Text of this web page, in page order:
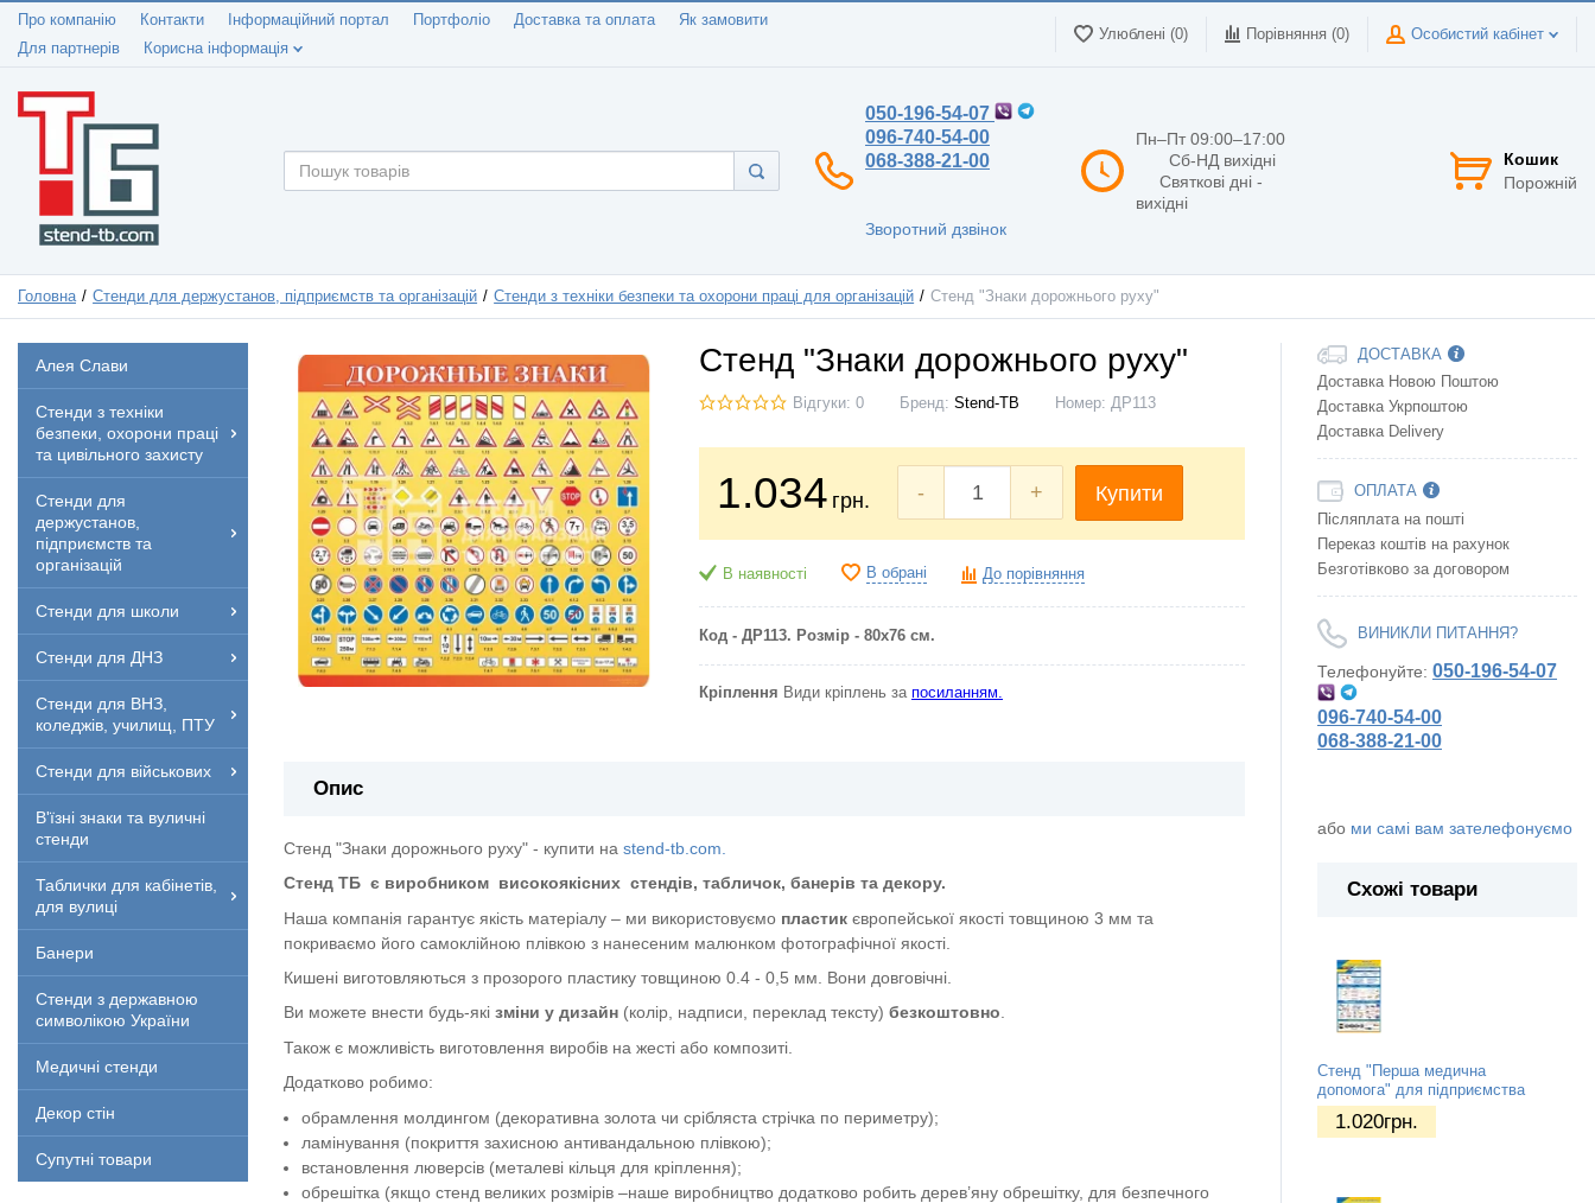
Про компанію Контакти Інформаційний портал Портфоліо Доставка та оплата
Як замовити
Для партнерів
Корисна інформація
Улюблені (0) Порівняння (0) Особистий кабінет
050-196-54-07
096-740-54-00
068-388-21-00
Зворотний дзвінок
Пн–Пт 09:00–17:00
Сб-НД вихідні
Святкові дні -
вихідні
Кошик
Порожній
Головна Стенди для держустанов, підприємств та організацій Стенди з техніки безпеки та охорони праці для організацій Стенд "Знаки дорожнього руху"
Алея Слави
Стенди з техніки
безпеки, охорони праці
та цивільного захисту
Стенди для
держустанов,
підприємств та
організацій
Стенди для школи
Стенди для ДНЗ
Стенди для ВНЗ,
коледжів, училищ, ПТУ
Стенди для військових
В'їзні знаки та вуличні
стенди
Таблички для кабінетів,
для вулиці
Банери
Стенди з державною
символікою України
Медичні стенди
Декор стін
Супутні товари
Стенд "Знаки дорожнього руху"
Відгуки: 0 Бренд: Stend-TB Номер: ДР113
1.034 грн. - + Купити
В наявності В обрані До порівняння
Код - ДР113. Розмір - 80х76 см.
Кріплення Види кріплень за посиланням.
Опис
Стенд "Знаки дорожнього руху" - купити на stend-tb.com.
Стенд ТБ є виробником високоякісних стендів, табличок, банерів та декору.
Наша компанія гарантує якість матеріалу – ми використовуємо пластик європейської якості товщиною 3 мм та
покриваємо його самоклійною плівкою з нанесеним малюнком фотографічної якості.
Кишені виготовляються з прозорого пластику товщиною 0.4 - 0,5 мм. Вони довговічні.
Ви можете внести будь-які зміни у дизайн (колір, надписи, переклад тексту) безкоштовно.
Також є можливість виготовлення виробів на жесті або композиті.
Додатково робимо:
обрамлення молдингом (декоративна золота чи срібляста стрічка по периметру);
ламінування (покриття захисною антивандальною плівкою);
встановлення люверсів (металеві кільця для кріплення);
обрешітка (якщо стенд великих розмірів –наше виробництво додатково робить дерев’яну обрешітку, для безпечного
ДОСТАВКА
Доставка Новою Поштою
Доставка Укрпоштою
Доставка Delivery
ОПЛАТА
Післяплата на пошті
Переказ коштів на рахунок
Безготівково за договором
ВИНИКЛИ ПИТАННЯ?
Телефонуйте: 050-196-54-07
096-740-54-00
068-388-21-00
або ми самі вам зателефонуємо
Схожі товари
Стенд "Перша медична
допомога" для підприємства
1.020грн.